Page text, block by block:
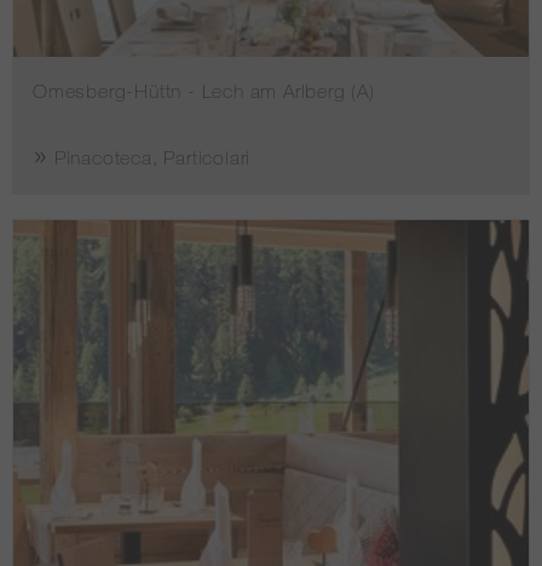
Omesberg-Hüttn - Lech am Arlberg (A)
Pinacoteca, Particolari